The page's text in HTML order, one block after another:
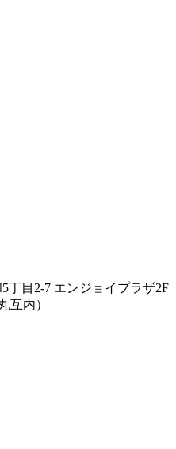
目2-7 エンジョイプラザ2F
互内）